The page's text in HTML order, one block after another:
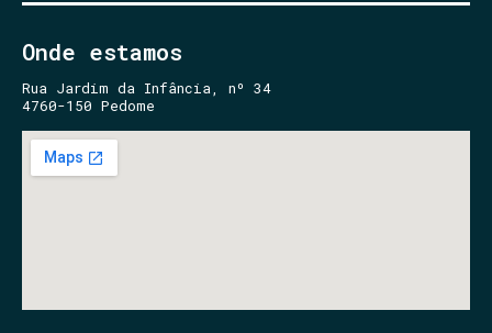
Onde estamos
Rua Jardim da Infância, nº 34
4760-150 Pedome